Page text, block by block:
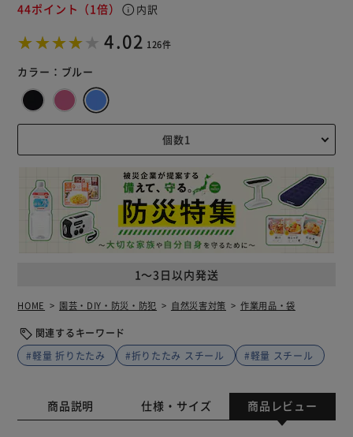
44ポイント （1倍） info 内訳
4.02 126件
カラー： ブルー
1～3日以内発送
HOME 園芸・DIY・防災・防犯 自然災害対策 作業用品・袋
関連するキーワード
#軽量 折りたたみ
#折りたたみ スチール #軽量 スチール
商品説明 仕様・サイズ 商品レビュー